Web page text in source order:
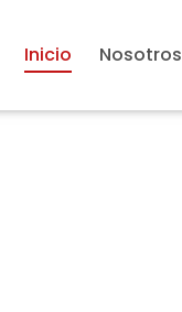
Inicio Nosotros